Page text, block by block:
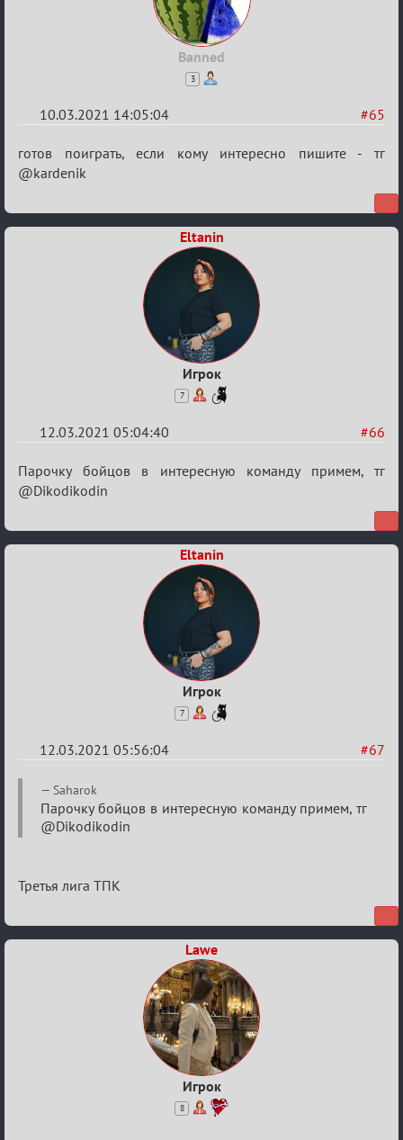
Banned
3
#65
10.03.2021 14:05:04
Re:
Разговоры
XIX
готов поиграть, если кому интересно пишите - тг
@kardenik
Eltanin
Игрок
7
#66
12.03.2021 05:04:40
Re:
Разговоры
XIX
Парочку бойцов в интересную команду примем, тг
@Dikodikodin
Eltanin
Игрок
7
#67
12.03.2021 05:56:04
Re:
Разговоры
о
ТПК.
Saharok
Парочку бойцов в интересную команду примем, тг
@Dikodikodin
Третья лига ТПК
Lawe
Игрок
8